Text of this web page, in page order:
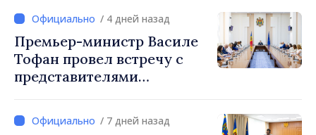
водных ресурсов
утверждены Нацкомиссией
по управлению кризисами
/ 4 дней назад
Премьер-министр Василе
Тофан провел встречу с
представителями
организаций и агентств в
Республике Молдова
/ 7 дней назад